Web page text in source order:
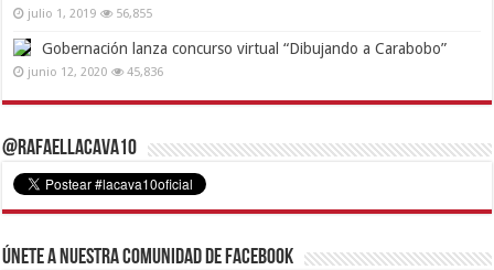
julio 1, 2019 56,855
Gobernación lanza concurso virtual “Dibujando a Carabobo”
junio 12, 2020 45,836
@RafaelLacava10
Únete a nuestra comunidad de Facebook